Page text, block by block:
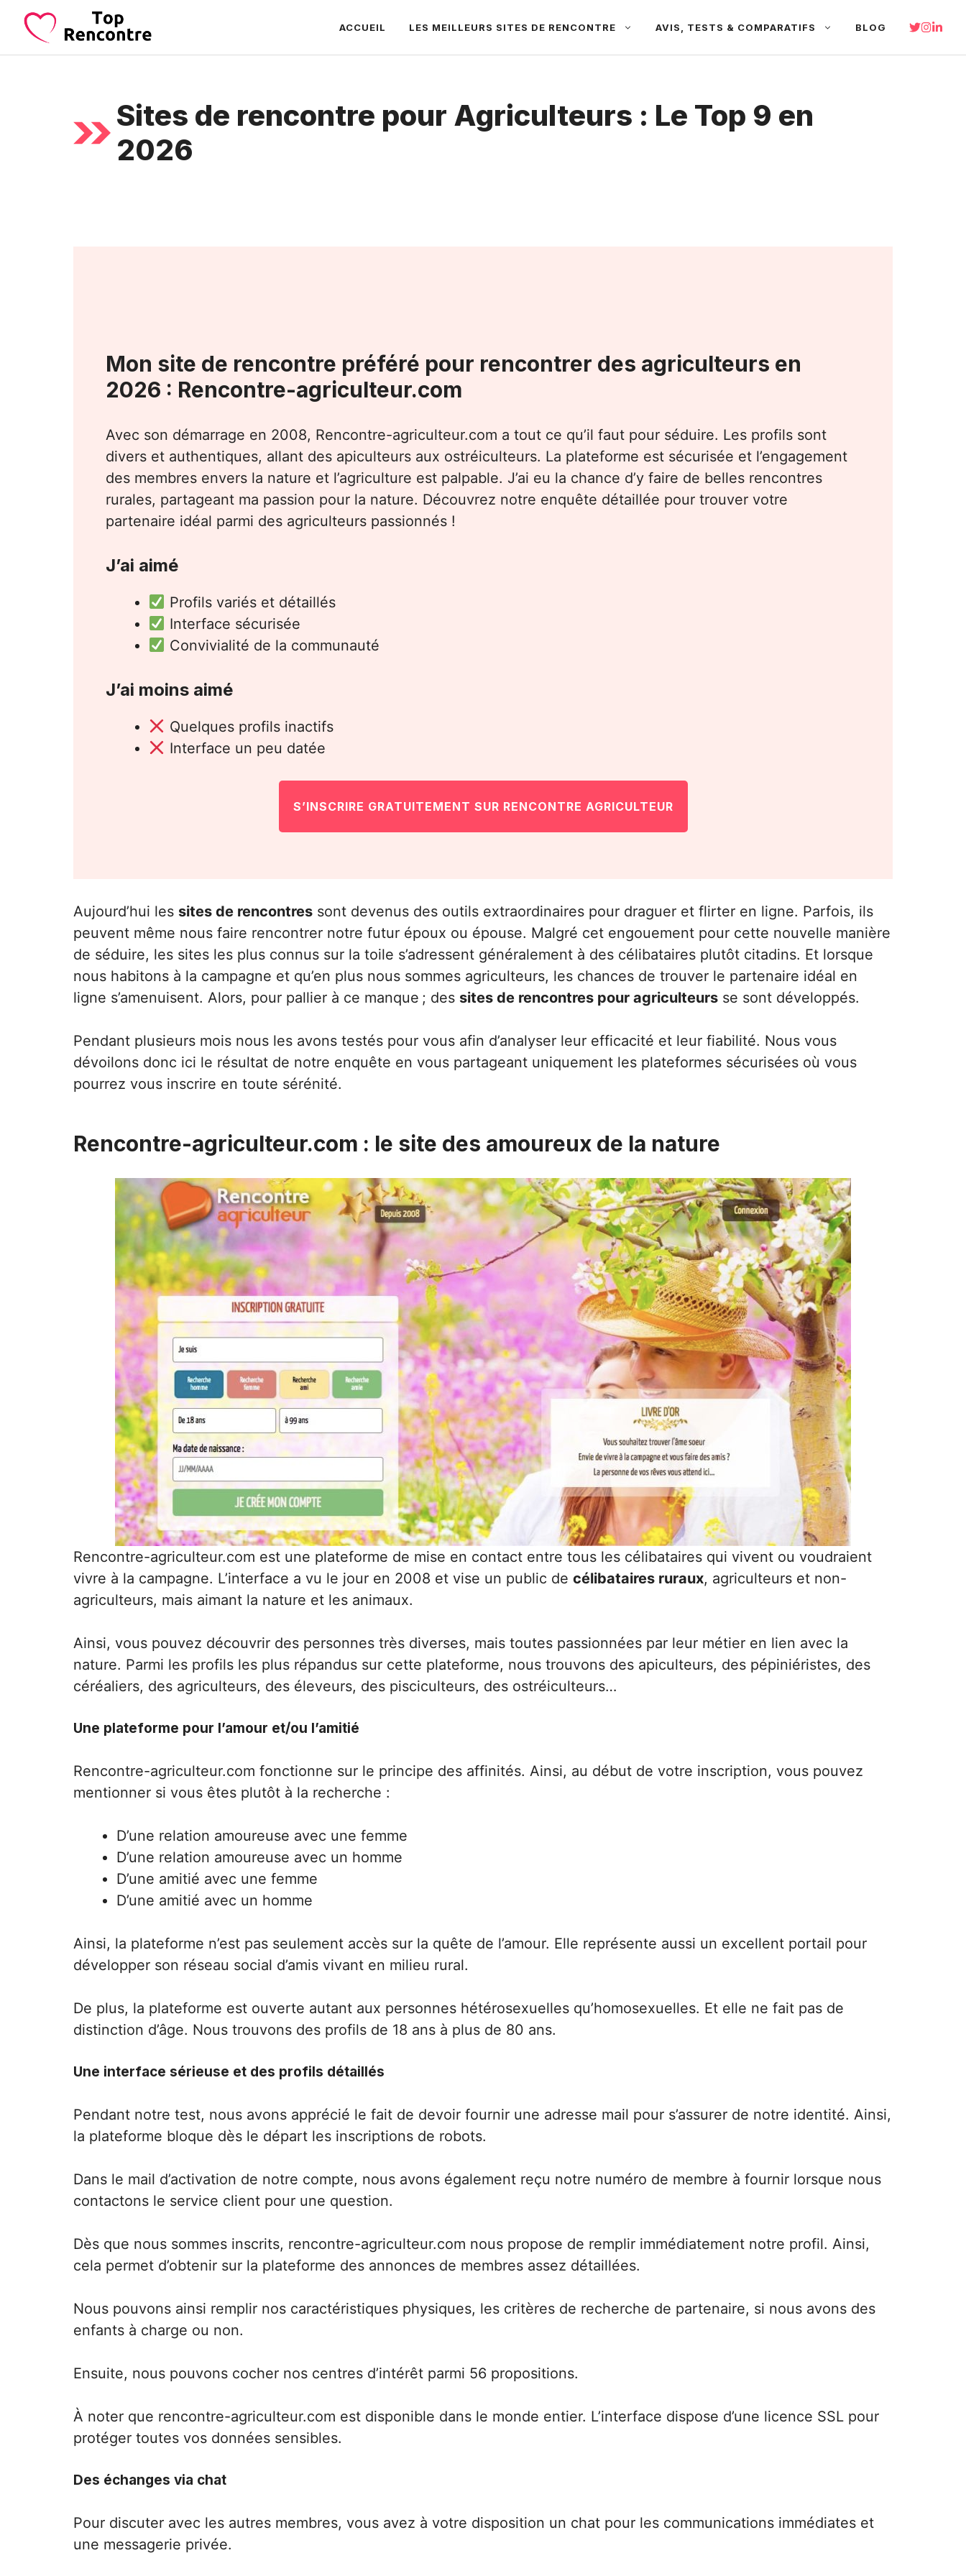
Aller
contenu
ACCUEIL LES MEILLEURS SITES DE RENCONTRE AVIS, TESTS & COMPARATIFS BLOG
Sites de rencontre pour Agriculteurs : Le Top 9 en
2026
Mon site de rencontre préféré pour rencontrer des agriculteurs en
2026 : Rencontre-agriculteur.com
Avec son démarrage en 2008, Rencontre-agriculteur.com a tout ce qu’il faut pour séduire. Les profils sont
divers et authentiques, allant des apiculteurs aux ostréiculteurs. La plateforme est sécurisée et l’engagement
des membres envers la nature et l’agriculture est palpable. J’ai eu la chance d’y faire de belles rencontres
rurales, partageant ma passion pour la nature. Découvrez notre enquête détaillée pour trouver votre
partenaire idéal parmi des agriculteurs passionnés !
J’ai aimé
Profils variés et détaillés
Interface sécurisée
Convivialité de la communauté
J’ai moins aimé
Quelques profils inactifs
Interface un peu datée
S’INSCRIRE GRATUITEMENT SUR RENCONTRE AGRICULTEUR
Aujourd’hui les sites de rencontres sont devenus des outils extraordinaires pour draguer et flirter en ligne. Parfois, ils
peuvent même nous faire rencontrer notre futur époux ou épouse. Malgré cet engouement pour cette nouvelle manière
de séduire, les sites les plus connus sur la toile s’adressent généralement à des célibataires plutôt citadins. Et lorsque
nous habitons à la campagne et qu’en plus nous sommes agriculteurs, les chances de trouver le partenaire idéal en
ligne s’amenuisent. Alors, pour pallier à ce manque ; des sites de rencontres pour agriculteurs se sont développés.
Pendant plusieurs mois nous les avons testés pour vous afin d’analyser leur efficacité et leur fiabilité. Nous vous
dévoilons donc ici le résultat de notre enquête en vous partageant uniquement les plateformes sécurisées où vous
pourrez vous inscrire en toute sérénité.
Rencontre-agriculteur.com : le site des amoureux de la nature
Rencontre-agriculteur.com est une plateforme de mise en contact entre tous les célibataires qui vivent ou voudraient
vivre à la campagne. L’interface a vu le jour en 2008 et vise un public de célibataires ruraux, agriculteurs et non-
agriculteurs, mais aimant la nature et les animaux.
Ainsi, vous pouvez découvrir des personnes très diverses, mais toutes passionnées par leur métier en lien avec la
nature. Parmi les profils les plus répandus sur cette plateforme, nous trouvons des apiculteurs, des pépiniéristes, des
céréaliers, des agriculteurs, des éleveurs, des pisciculteurs, des ostréiculteurs…
Une plateforme pour l’amour et/ou l’amitié
Rencontre-agriculteur.com fonctionne sur le principe des affinités. Ainsi, au début de votre inscription, vous pouvez
mentionner si vous êtes plutôt à la recherche :
D’une relation amoureuse avec une femme
D’une relation amoureuse avec un homme
D’une amitié avec une femme
D’une amitié avec un homme
Ainsi, la plateforme n’est pas seulement accès sur la quête de l’amour. Elle représente aussi un excellent portail pour
développer son réseau social d’amis vivant en milieu rural.
De plus, la plateforme est ouverte autant aux personnes hétérosexuelles qu’homosexuelles. Et elle ne fait pas de
distinction d’âge. Nous trouvons des profils de 18 ans à plus de 80 ans.
Une interface sérieuse et des profils détaillés
Pendant notre test, nous avons apprécié le fait de devoir fournir une adresse mail pour s’assurer de notre identité. Ainsi,
la plateforme bloque dès le départ les inscriptions de robots.
Dans le mail d’activation de notre compte, nous avons également reçu notre numéro de membre à fournir lorsque nous
contactons le service client pour une question.
Dès que nous sommes inscrits, rencontre-agriculteur.com nous propose de remplir immédiatement notre profil. Ainsi,
cela permet d’obtenir sur la plateforme des annonces de membres assez détaillées.
Nous pouvons ainsi remplir nos caractéristiques physiques, les critères de recherche de partenaire, si nous avons des
enfants à charge ou non.
Ensuite, nous pouvons cocher nos centres d’intérêt parmi 56 propositions.
À noter que rencontre-agriculteur.com est disponible dans le monde entier. L’interface dispose d’une licence SSL pour
protéger toutes vos données sensibles.
Des échanges via chat
Pour discuter avec les autres membres, vous avez à votre disposition un chat pour les communications immédiates et
une messagerie privée.